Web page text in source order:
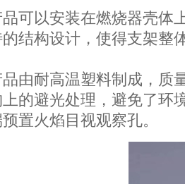
可以安装在燃烧器壳体
结构设计，使得支架整
由耐高温塑料制成，质
的避光处理，避免了环
置火焰目视观察孔。